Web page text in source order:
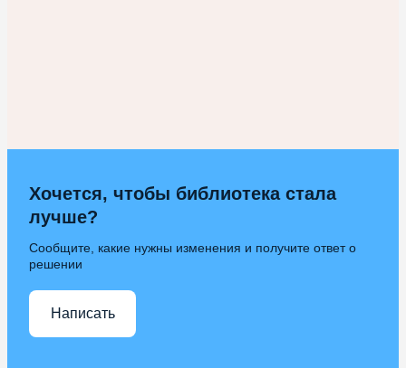
Хочется, чтобы библиотека стала
лучше?
Сообщите, какие нужны изменения и получите ответ о
решении
Написать